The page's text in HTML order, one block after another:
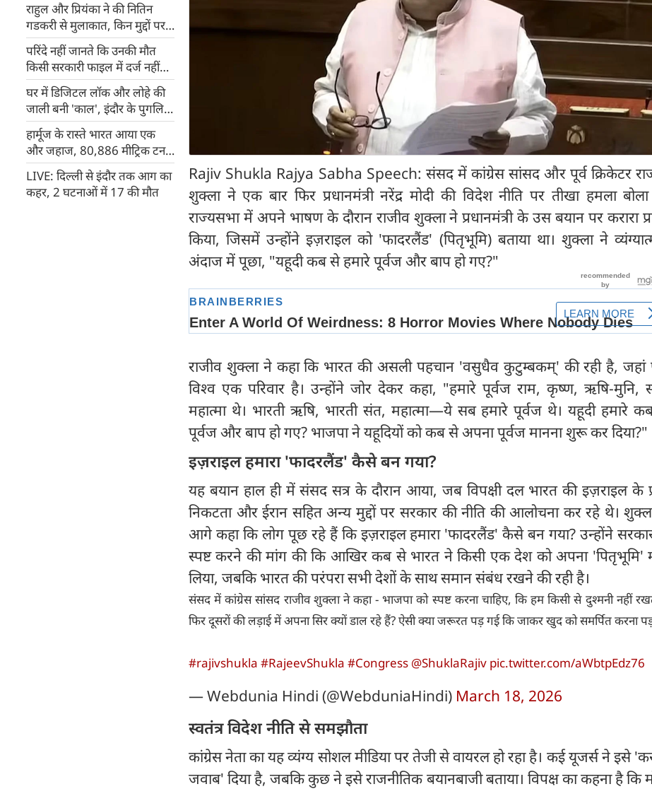
राहुल और प्रियंका ने की नितिन
गडकरी से मुलाकात, किन मुद्दों पर
हुई बात, राजस्‍थान से क्‍या है
कनेक्‍शन?
परिंदे नहीं जानते कि उनकी मौत
किसी सरकारी फाइल में दर्ज नहीं
होगी
घर में डिजिटल लॉक और लोहे की
जाली बनी 'काल', इंदौर के पुगलिया
परिवार के 8 सदस्यों की जिंदा
जलकर मौत
हार्मूज के रास्ते भारत आया एक
और जहाज, 80,886 मीट्रिक टन
कच्चे तेल से मिलेगी राहत
LIVE: दिल्ली से इंदौर तक आग का
कहर, 2 घटनाओं में 17 की मौत
Rajiv Shukla Rajya Sabha Speech: संसद में कांग्रेस सांसद और पूर्व क्रिकेटर
शुक्ला ने एक बार फिर प्रधानमंत्री नरेंद्र मोदी की विदेश नीति पर तीखा हमला
राज्यसभा में अपने भाषण के दौरान राजीव शुक्ला ने प्रधानमंत्री के उस बयान पर करारा
किया, जिसमें उन्होंने इज़राइल को 'फादरलैंड' (पितृभूमि) बताया था। शुक्ला ने
अंदाज में पूछा, "यहूदी कब से हमारे पूर्वज और बाप हो गए?"
राजीव शुक्ला ने कहा कि भारत की असली पहचान 'वसुधैव कुटुम्बकम्' की रही है, जहां
विश्व एक परिवार है। उन्होंने जोर देकर कहा, "हमारे पूर्वज राम, कृष्ण, ऋषि-मुनि,
महात्मा थे। भारती ऋषि, भारती संत, महात्मा—ये सब हमारे पूर्वज थे। यहूदी हमारे
पूर्वज और बाप हो गए? भाजपा ने यहूदियों को कब से अपना पूर्वज मानना शुरू कर दिया?"
इज़राइल हमारा 'फादरलैंड' कैसे बन गया?
यह बयान हाल ही में संसद सत्र के दौरान आया, जब विपक्षी दल भारत की इज़राइल के
निकटता और ईरान सहित अन्य मुद्दों पर सरकार की नीति की आलोचना कर रहे थे।
आगे कहा कि लोग पूछ रहे हैं कि इज़राइल हमारा 'फादरलैंड' कैसे बन गया? उन्होंने
स्पष्ट करने की मांग की कि आखिर कब से भारत ने किसी एक देश को अपना 'पितृभूमि'
लिया, जबकि भारत की परंपरा सभी देशों के साथ समान संबंध रखने की रही है।
संसद में कांग्रेस सांसद राजीव शुक्ला ने कहा - भाजपा को स्पष्ट करना चाहिए, कि हम किसी से दुश्मनी नहीं
फिर दूसरों की लड़ाई में अपना सिर क्यों डाल रहे हैं? ऐसी क्या जरूरत पड़ गई कि जाकर खुद को समर्पित करना
#rajivshukla #RajeevShukla #Congress @ShuklaRajiv pic.twitter.com/aWbtpEdz76
— Webdunia Hindi (@WebduniaHindi) March 18, 2026
स्वतंत्र विदेश नीति से समझौता
कांग्रेस नेता का यह व्यंग्य सोशल मीडिया पर तेजी से वायरल हो रहा है। कई यूजर्स ने इसे
जवाब' दिया है, जबकि कुछ ने इसे राजनीतिक बयानबाजी बताया। विपक्ष का कहना है कि